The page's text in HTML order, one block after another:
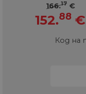
166.17 €
152.88 €
Код на